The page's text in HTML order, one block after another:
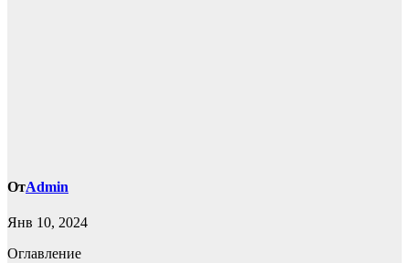
ОтAdmin
Янв 10, 2024
Оглавление